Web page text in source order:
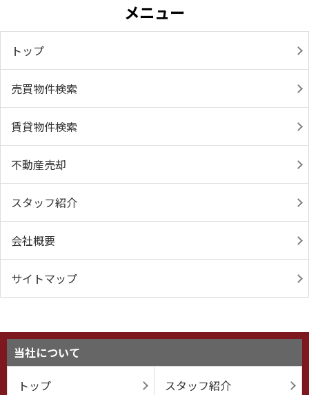
メニュー
トップ
売買物件検索
賃貸物件検索
不動産売却
スタッフ紹介
会社概要
サイトマップ
当社について
トップ
スタッフ紹介